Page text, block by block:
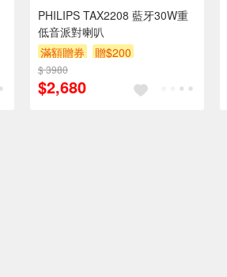
PHILIPS TAX2208 藍牙30W重
低音派對喇叭
滿額贈券
贈$200
$ 3980
$2,680